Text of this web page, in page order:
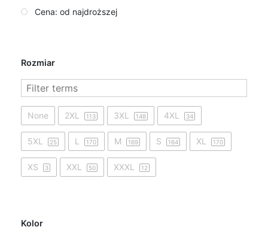
Cena: od najdroższej
Rozmiar
None 2XL 113 3XL 148 4XL 34
5XL 25 L 170 M 169 S 164 XL 170
XS 3 XXL 50 XXXL 12
Kolor